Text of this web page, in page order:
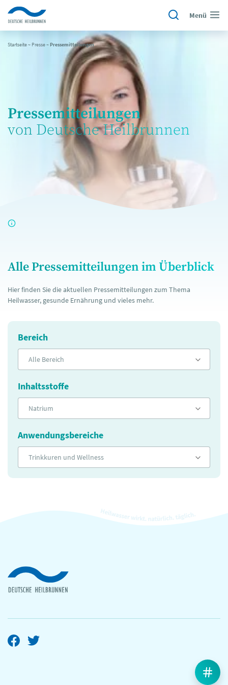
Menü
Startseite~ Presse~Pressemitteilungen
Pressemitteilungen
von Deutsche Heilbrunnen
Alle Pressemitteilungen im Überblick
Hier finden Sie die aktuellen Pressemitteilungen zum Thema
Heilwasser, gesunde Ernährung und vieles mehr.
Bereich
Alle Bereich
Inhaltsstoffe
Natrium
Anwendungsbereiche
Trinkkuren und Wellness